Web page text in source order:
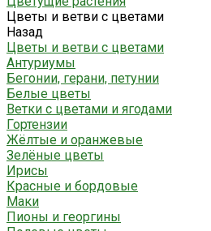
Цветы и ветви с цветами
Назад
Цветы и ветви с цветами
Антуриумы
Бегонии, герани, петунии
Белые цветы
Ветки с цветами и ягодами
Гортензии
Жёлтые и оранжевые
Зелёные цветы
Ирисы
Красные и бордовые
Маки
Пионы и георгины